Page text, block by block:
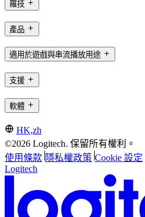
羅技
產品
適用於遊戲與串流播放用途
支援
軟體
HK,zh
©2026 Logitech. 保留所有權利。
使用條款 隱私權政策 Cookie 設定
Logitech